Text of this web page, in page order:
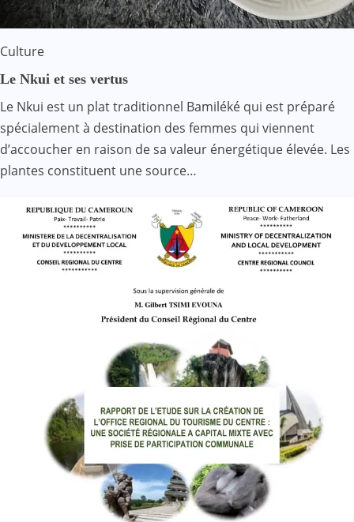
Culture
Le Nkui et ses vertus
Le Nkui est un plat traditionnel Bamiléké qui est préparé
spécialement à destination des femmes qui viennent
d’accoucher en raison de sa valeur énergétique élevée. Les
plantes constituent une source…